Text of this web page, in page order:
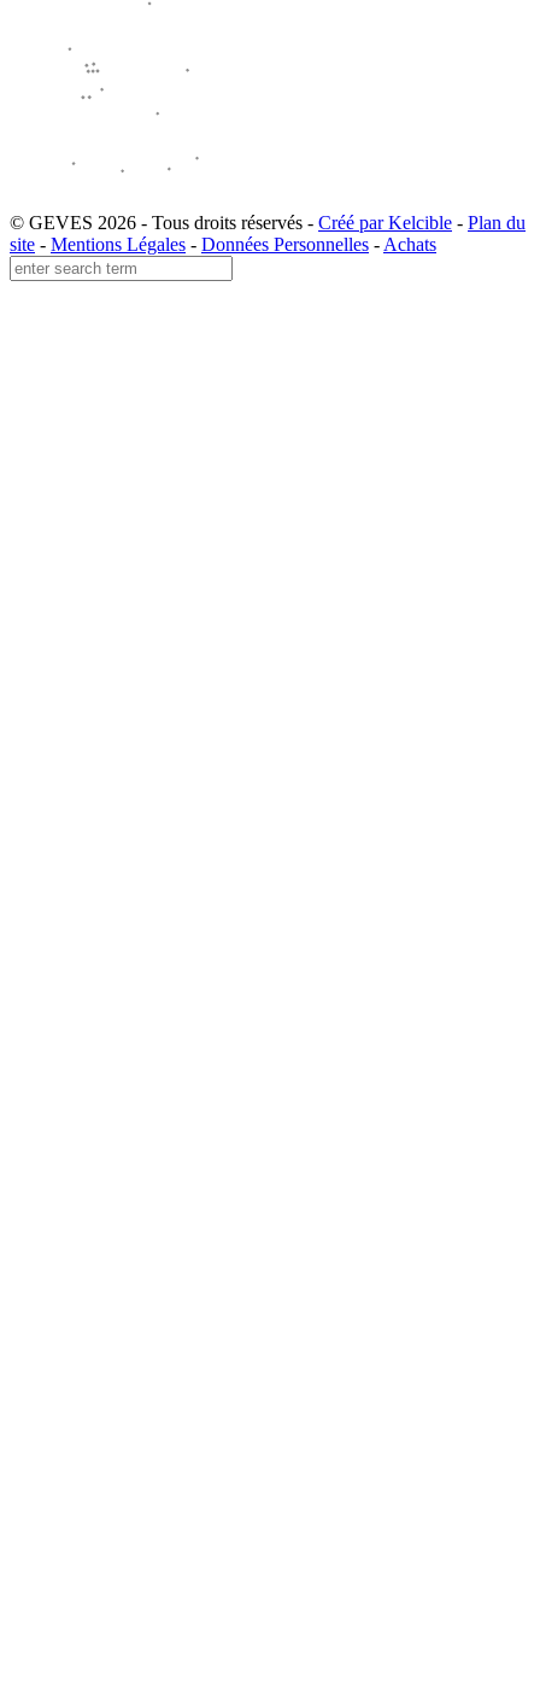
© GEVES 2026 - Tous droits réservés - Créé par Kelcible - Plan du
site - Mentions Légales - Données Personnelles - Achats